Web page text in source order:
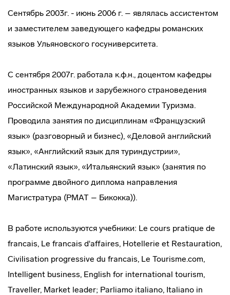
Сентябрь 2003г. - июнь 2006 г. – являлась ассистентом
и заместителем заведующего кафедры романских
языков Ульяновского госуниверситета.
С сентября 2007г. работала к.ф.н., доцентом кафедры
иностранных языков и зарубежного страноведения
Российской Международной Академии Туризма.
Проводила занятия по дисциплинам «Французский
язык» (разговорный и бизнес), «Деловой английский
язык», «Английский язык для туриндустрии»,
«Латинский язык», «Итальянский язык» (занятия по
программе двойного диплома направления
Магистратура (РМАТ – Бикокка)).
В работе используются учебники: Le cours pratique de
francais, Le francais d'affaires, Hotellerie et Restauration,
Civilisation progressive du francais, Le Tourisme.com,
Intelligent business, English for international tourism,
Traveller, Market leader; Parliamo italiano, Italiano in